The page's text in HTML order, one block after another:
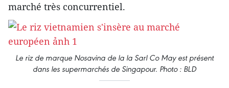
marché très concurrentiel.
Le riz de marque Nosavina de la la Sarl Co May est présent
dans les supermarchés de Singapour. Photo : BLD